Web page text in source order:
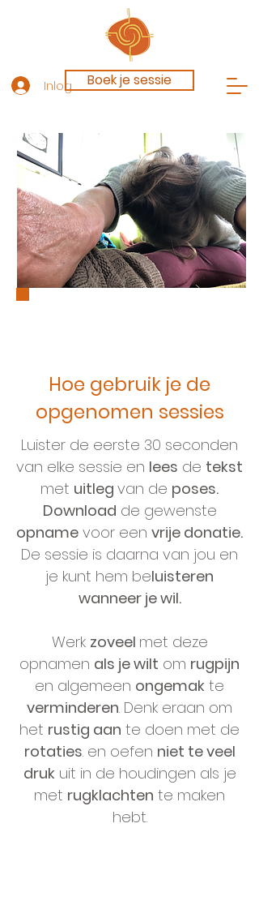
InloggenBoek je sessie
Hoe gebruik je de
opgenomen sessies
Luister de eerste 30 seconden
van elke sessie en lees de tekst
met uitleg van de poses.
Download de gewenste
opname voor een vrije donatie.
De sessie is daarna van jou en
je kunt hem beluisteren
wanneer je wil.
Werk zoveel met deze
opnamen als je wilt om rugpijn
en algemeen ongemak te
verminderen. Denk eraan om
het rustig aan te doen met de
rotaties. en oefen niet te veel
druk uit in de houdingen als je
met rugklachten te maken
hebt.